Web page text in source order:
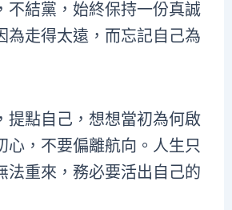
不結黨，始終保持一份真誠
為走得太遠，而忘記自己為
提點自己，想想當初為何啟
心，不要偏離航向。人生只
法重來，務必要活出自己的